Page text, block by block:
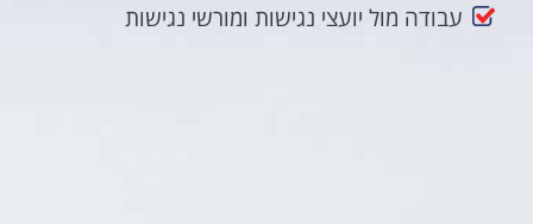
עבודה מול יועצי נגישות ומורשי נגישות